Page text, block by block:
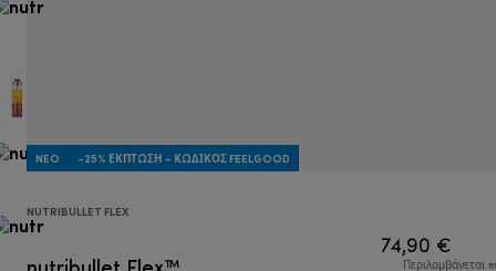
NEO -25% ΈΚΠΤΩΣΗ - ΚΩΔΙΚΌΣ FEELGOOD
NUTRIBULLET FLEX
74,90 €
Περιλαμβάνεται